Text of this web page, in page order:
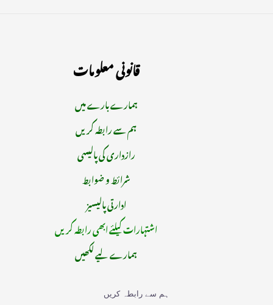
قانونی معلومات
ہمارے بارے میں
ہم سے رابطہ کریں
رازداری کی پالیسی
شرائط و ضوابط
ادارتی پالیسیز
اشتہارات کیلئے ابھی رابطہ کریں
ہمارے لیے لکھیں
ہم سے رابطہ کریں